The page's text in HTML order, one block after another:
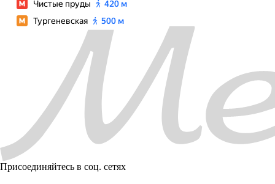
Присоединяйтесь в соц. сетях